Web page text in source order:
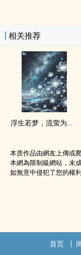
相关推荐
浮生若梦，流萤为引（原神二创 魈荧cp向 ）
本质作品由網友上傳或
本網為限制級網站，未
如無意中侵犯了您的權
首页